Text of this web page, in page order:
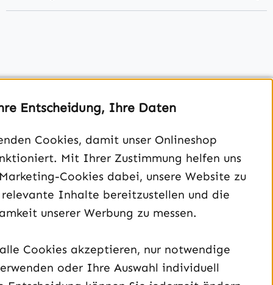
040 – 182 295 901
Mo-Fr, 08:00 - 16:00 Uhr
Vertrag widerrufen
Entscheidung, Ihre Daten
Cookies, damit unser Onlineshop
Mit Ihrer Zustimmung helfen uns
Cookies dabei, unsere Website zu
relevante Inhalte bereitzustellen und die
unserer Werbung zu messen.
Cookies akzeptieren, nur notwendige
oder Ihre Auswahl individuell